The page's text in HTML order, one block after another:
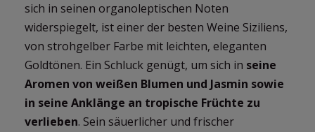
sich in seinen organoleptischen Noten
widerspiegelt, ist einer der besten Weine Siziliens,
von strohgelber Farbe mit leichten, eleganten
Goldtönen. Ein Schluck genügt, um sich in seine
Aromen von weißen Blumen und Jasmin sowie
in seine Anklänge an tropische Früchte zu
verlieben. Sein säuerlicher und frischer